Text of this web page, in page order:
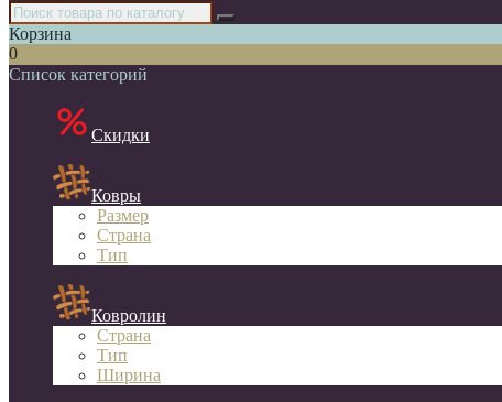
Корзина
0
Список категорий
Скидки
Ковры
Размер
Страна
Тип
Ковролин
Страна
Тип
Ширина